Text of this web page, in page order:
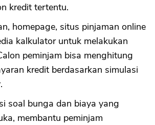
kredit tertentu.
homepage, situs pinjaman online
kalkulator untuk melakukan
peminjam bisa menghitung
kredit berdasarkan simulasi
soal bunga dan biaya yang
membantu peminjam